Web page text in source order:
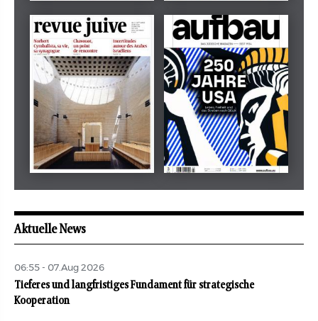
Dezember 2024
tachles
März 2026
Beilage
revue juive aufbau
Aktuelle News
06:55 - 07.Aug 2026
Tieferes und langfristiges Fundament für strategische
Kooperation